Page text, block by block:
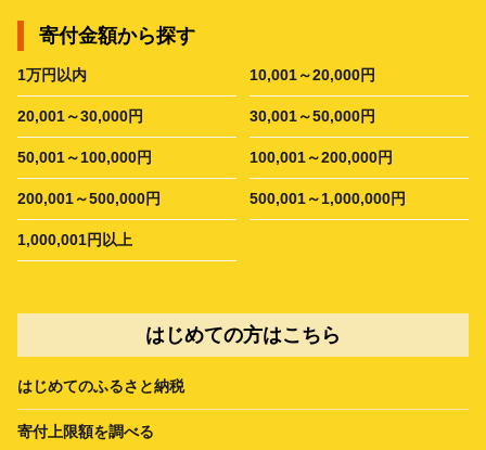
寄付金額から探す
1万円以内 10,001～20,000円
20,001～30,000円 30,001～50,000円
50,001～100,000円 100,001～200,000円
200,001～500,000円 500,001～1,000,000円
1,000,001円以上
はじめての方はこちら
はじめてのふるさと納税
寄付上限額を調べる